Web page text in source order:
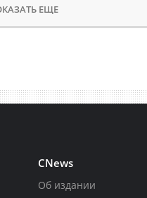
ЕЩЕ
CNews
Об издании